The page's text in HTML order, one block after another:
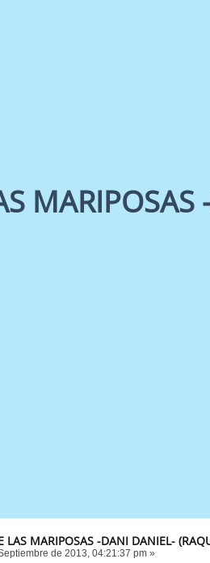
LAS MARIPOSAS -DANI DANIEL-
de 2013, 04:21:37 pm »